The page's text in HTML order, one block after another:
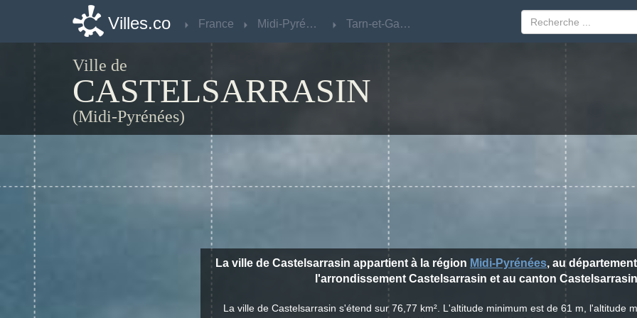
Villes.co France Midi-Pyrénées Tarn-et-Garonne
Ville de
CASTELSARRASIN
(Midi-Pyrénées)
La ville de Castelsarrasin appartient à la région Midi-Pyrénées, au département
l'arrondissement Castelsarrasin et au canton
La ville de Castelsarrasin s'étend sur 76,77 km². L'altitude minimum est de 61 m, l'altitude
Villes.co France Midi-Pyrénées Tarn-et-Garonne